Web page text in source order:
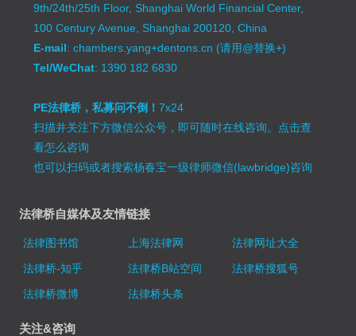
9th/24th/25th Floor, Shanghai World Financial Center,
100 Century Avenue, Shanghai 200120, China
E-mail: chambers.yang+dentons.cn (请用@替换+)
Tel/WeChat: 1390 182 6830
PE法律桥，私募问不倒！7x24
扫描并关注下方微信公众号，即可随时在线咨询。 点击查
看怎么咨询
也可以扫码或者搜索杨春宝一级律师微信(lawbridge)咨询
法律桥自媒体及友情链接
法律图书馆 上海法律网
法律网址大全
法律桥-知乎
法律桥B站空间
法律桥搜狐号
法律桥微博
法律桥头条
关注&咨询